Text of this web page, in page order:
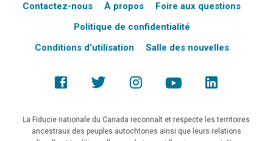
Contactez-nous À propos
Foire aux questions
Politique de confidentialité
Conditions d’utilisation
Salle des nouvelles
La Fiducie nationale du Canada reconnaît et respecte les territoires
ancestraux des peuples autochtones ainsi que leurs relations